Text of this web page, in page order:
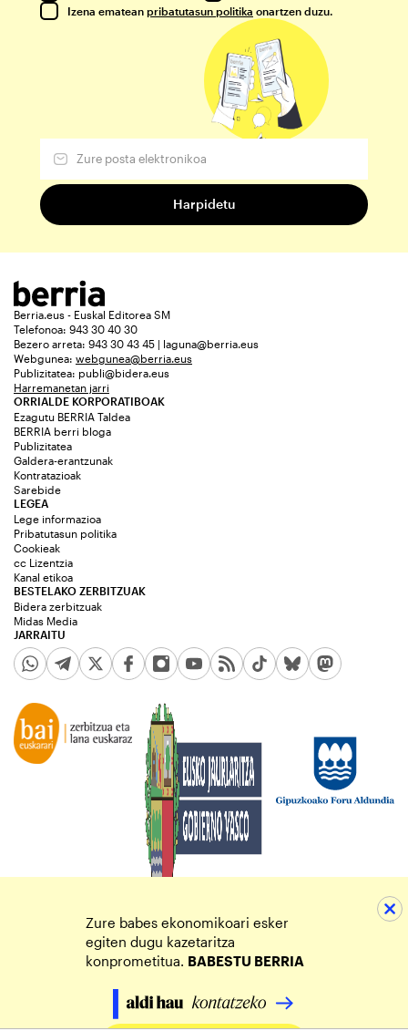
Izena ematean pribatutasun politika onartzen duzu.
Berria.eus - Euskal Editorea SM
Telefonoa: 943 30 40 30
Bezero arreta: 943 30 43 45 | laguna@berria.eus
Webgunea: webgunea@berria.eus
Publizitatea: publi@bidera.eus
Harremanetan jarri
ORRIALDE KORPORATIBOAK
Ezagutu BERRIA Taldea
BERRIA berri bloga
Publizitatea
Galdera-erantzunak
Kontratazioak
Sarebide
JARRAITU
LEGEA
Lege informazioa
Pribatutasun politika
Cookieak
cc Lizentzia
Kanal etikoa
BESTELAKO ZERBITZUAK
Bidera zerbitzuak
Midas Media
Zure babes ekonomikoari esker
egiten dugu kazetaritza
konprometitua. BABESTU BERRIA